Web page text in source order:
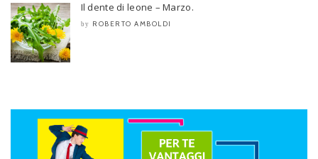
Il dente di leone – Marzo.
by ROBERTO AMBOLDI